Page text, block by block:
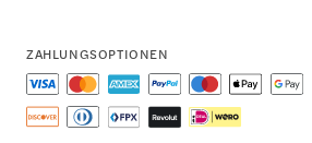
ZAHLUNGSOPTIONEN